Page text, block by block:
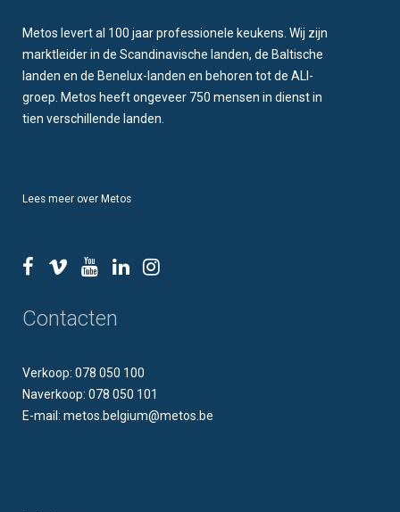
Metos levert al 100 jaar professionele keukens. Wij zijn
marktleider in de Scandinavische landen, de Baltische
landen en de Benelux-landen en behoren tot de ALI-
groep. Metos heeft ongeveer 750 mensen in dienst in
tien verschillende landen.
Lees meer over Metos
Contacten
Verkoop: 078 050 100
Naverkoop: 078 050 101
E-mail: metos.belgium@metos.be